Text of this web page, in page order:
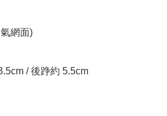
網面)
/ 後踭約 5.5cm